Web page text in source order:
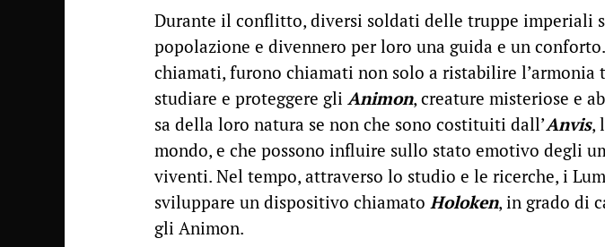
Durante il conflitto, diversi soldati delle truppe imperiali
popolazione e divennero per loro una guida e un
chiamati, furono chiamati non solo a ristabilire l’armonia
studiare e proteggere gli Animon, creature misteriose e
sa della loro natura se non che sono costituiti dall’Anvis,
mondo, e che possono influire sullo stato emotivo degli
viventi. Nel tempo, attraverso lo studio e le ricerche, i
sviluppare un dispositivo chiamato Holoken, in grado di
gli Animon.